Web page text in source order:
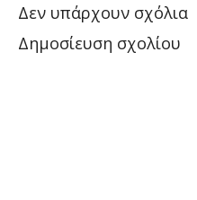
Δεν υπάρχουν σχόλια
Δημοσίευση σχολίου